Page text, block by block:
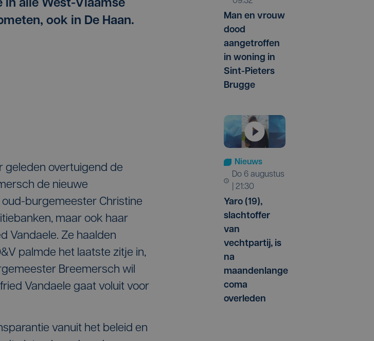
in alle West-Vlaamse
ook in De Haan.
geleden overtuigend de
de nieuwe
burgemeester Christine
maar ook haar
Vandaele. Ze haalden
palmde het laatste zitje in,
Breemersch wil
Vandaele gaat voluit voor
vanuit het beleid en
Man en vrouw
dood
aangetroffen
in woning in
Sint-Pieters
Brugge
Nieuws
do 6 augustus
| 21:30
Yaro (19),
slachtoffer
van
vechtpartij, is
na
maandenlange
coma
overleden